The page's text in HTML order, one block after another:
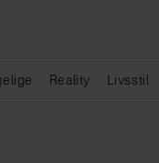
Reality Livsstil